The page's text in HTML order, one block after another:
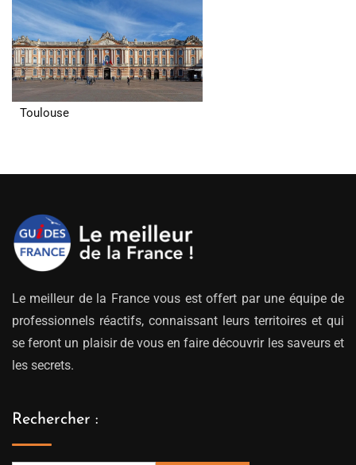
Toulouse
Le meilleur de la France vous est offert par une équipe de
professionnels réactifs, connaissant leurs territoires et qui
se feront un plaisir de vous en faire découvrir les saveurs et
les secrets.
Rechercher :